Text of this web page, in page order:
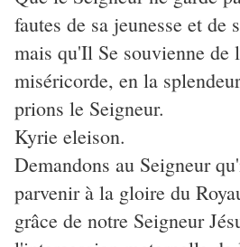
fautes de sa jeunesse et de
mais qu'Il Se souvienne de
miséricorde, en la
prions le Seigneur.
Kyrie eleison.
Demandons au Seigneur
parvenir à la gloire du
grâce de notre Seigneur